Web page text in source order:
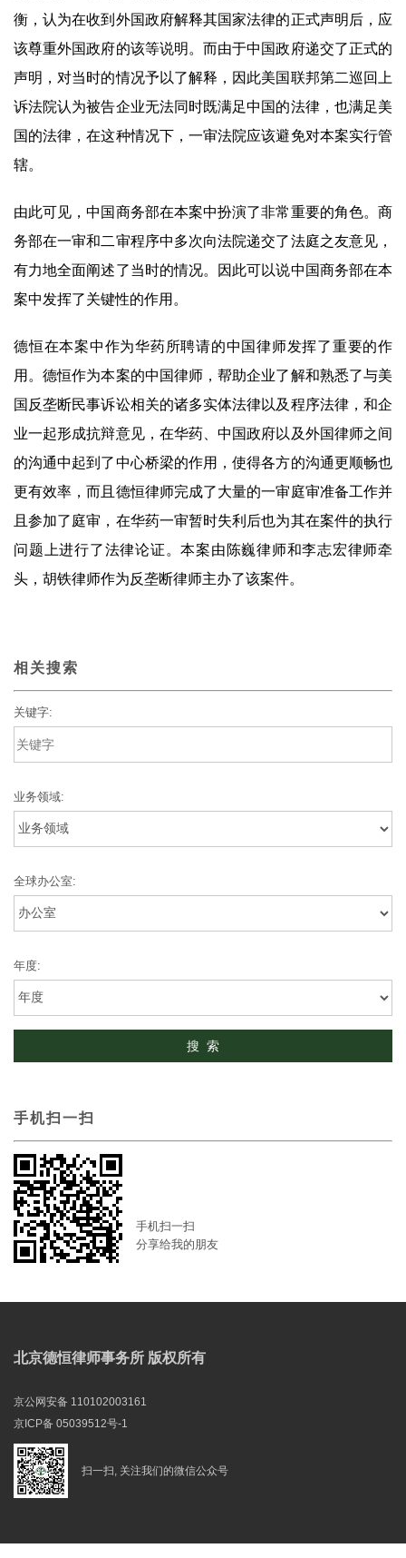
衡，认为在收到外国政府解释其国家法律的正式声明后，应
该尊重外国政府的该等说明。而由于中国政府递交了正式的
声明，对当时的情况予以了解释，因此美国联邦第二巡回上
诉法院认为被告企业无法同时既满足中国的法律，也满足美
国的法律，在这种情况下，一审法院应该避免对本案实行管
辖。
由此可见，中国商务部在本案中扮演了非常重要的角色。商
务部在一审和二审程序中多次向法院递交了法庭之友意见，
有力地全面阐述了当时的情况。因此可以说中国商务部在本
案中发挥了关键性的作用。
德恒在本案中作为华药所聘请的中国律师发挥了重要的作
用。德恒作为本案的中国律师，帮助企业了解和熟悉了与美
国反垄断民事诉讼相关的诸多实体法律以及程序法律，和企
业一起形成抗辩意见，在华药、中国政府以及外国律师之间
的沟通中起到了中心桥梁的作用，使得各方的沟通更顺畅也
更有效率，而且德恒律师完成了大量的一审庭审准备工作并
且参加了庭审，在华药一审暂时失利后也为其在案件的执行
问题上进行了法律论证。本案由陈巍律师和李志宏律师牵
头，胡铁律师作为反垄断律师主办了该案件。
相关搜索
关键字:
业务领域:
全球办公室:
年度:
手机扫一扫
手机扫一扫
分享给我的朋友
北京德恒律师事务所 版权所有
京公网安备 110102003161
京ICP备 05039512号-1
扫一扫, 关注我们的微信公众号